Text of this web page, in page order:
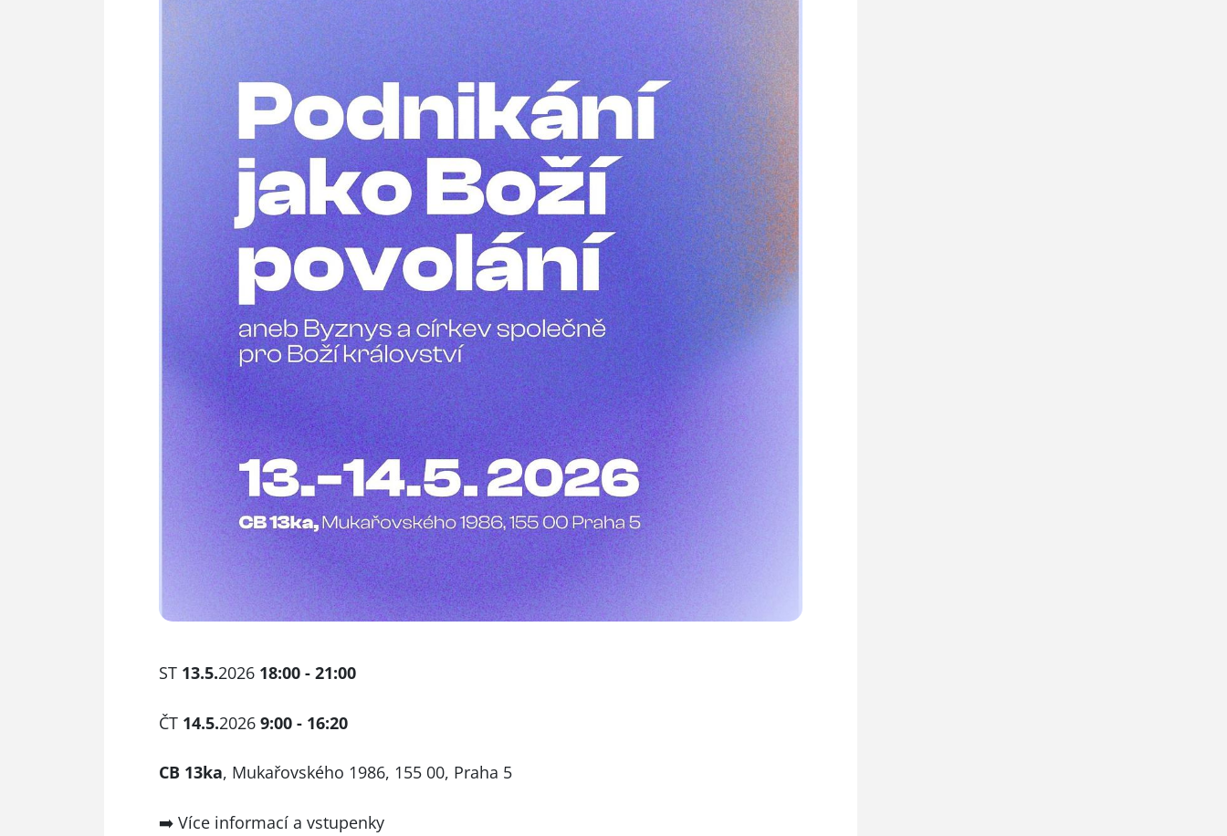
ST 13.5.2026 18:00 - 21:00
ČT 14.5.2026 9:00 - 16:20
CB 13ka, Mukařovského 1986, 155 00, Praha 5
➡️ Více informací a vstupenky